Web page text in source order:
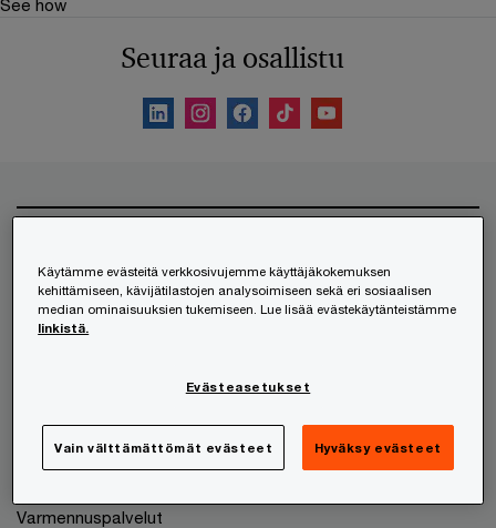
See how
Seuraa ja osallistu
HR- ja työnantajapalvelut
Kansainvälistyminen
Liikkeenjohdon konsultointi
Teknologia ja digitaalisuus
Varmennuspalvelut
Käytämme evästeitä verkkosivujemme käyttäjäkokemuksen
kehittämiseen, kävijätilastojen analysoimiseen sekä eri sosiaalisen
median ominaisuuksien tukemiseen. Lue lisää evästekäytänteistämme
linkistä.
Evästeasetukset
Vain välttämättömät evästeet Hyväksy evästeet